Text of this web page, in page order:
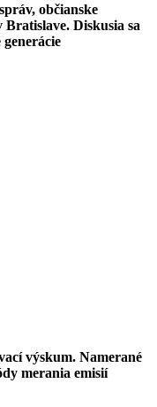
občianske
Diskusia sa
výskum. Namerané
merania emisií